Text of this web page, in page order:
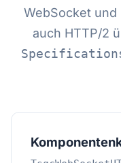
WebSocket und
auch HTTP/2